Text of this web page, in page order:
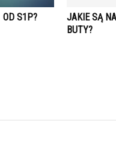
OD S1P?
JAKIE SĄ
BUTY?